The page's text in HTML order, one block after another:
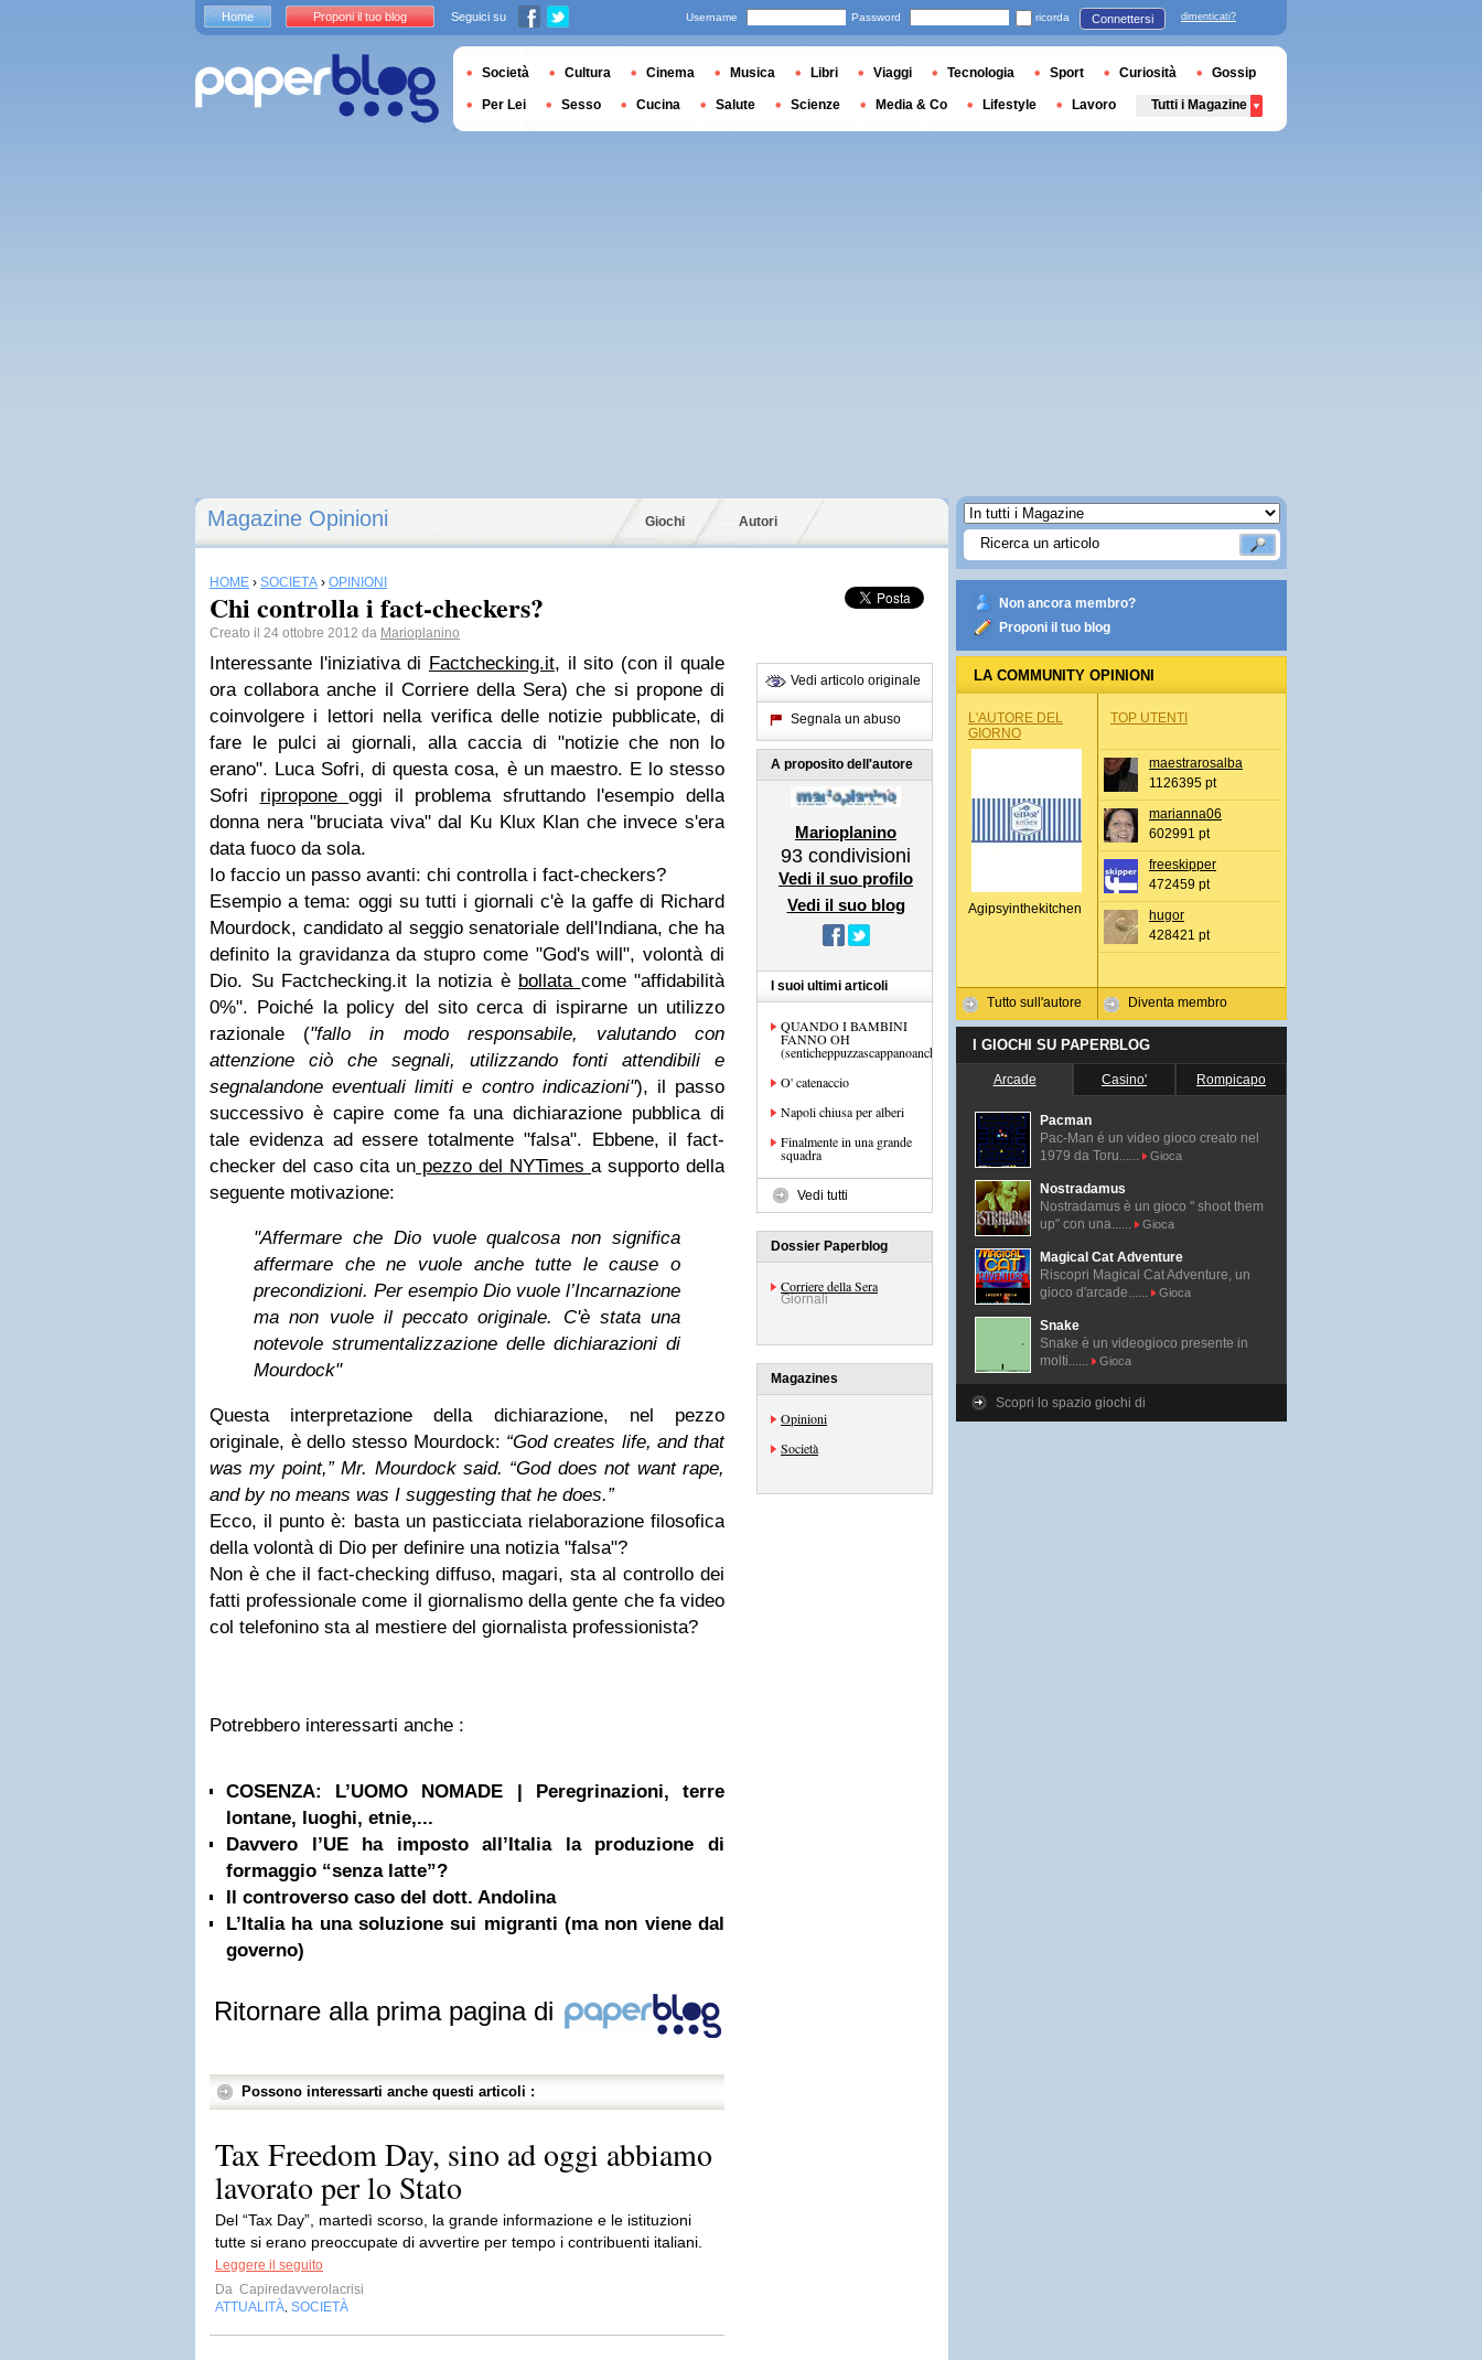
Magazine Opinioni Giochi Autori
HOME › SOCIETÀ › OPINIONI
Chi controlla i fact-checkers?
Creato il 24 ottobre 2012 da Marioplanino
Interessante l'iniziativa di Factchecking.it, il sito (con il quale
ora collabora anche il Corriere della Sera) che si propone di
coinvolgere i lettori nella verifica delle notizie pubblicate, di
fare le pulci ai giornali, alla caccia di "notizie che non lo
erano". Luca Sofri, di questa cosa, è un maestro. E lo stesso
Sofri riproponeoggi il problema sfruttando l'esempio della
donna nera "bruciata viva" dal Ku Klux Klan che invece s'era
data fuoco da sola.
Io faccio un passo avanti: chi controlla i fact-checkers?
Esempio a tema: oggi su tutti i giornali c'è la gaffe di Richard
Mourdock, candidato al seggio senatoriale dell'Indiana, che ha
definito la gravidanza da stupro come "God's will", volontà di
Dio. Su Factchecking.it la notizia è bollata come "affidabilità
0%". Poiché la policy del sito cerca di ispirarne un utilizzo
razionale ("fallo in modo responsabile, valutando con
attenzione ciò che segnali, utilizzando fonti attendibili e
segnalandone eventuali limiti e contro indicazioni"), il passo
successivo è capire come fa una dichiarazione pubblica di
tale evidenza ad essere totalmente "falsa". Ebbene, il fact-
checker del caso cita un pezzo del NYTimes a supporto della
seguente motivazione:
"Affermare che Dio vuole qualcosa non significa
affermare che ne vuole anche tutte le cause o
precondizioni. Per esempio Dio vuole l’Incarnazione
ma non vuole il peccato originale. C'è stata una
notevole strumentalizzazione delle dichiarazioni di
Mourdock"
Questa interpretazione della dichiarazione, nel pezzo
originale, è dello stesso Mourdock: “God creates life, and that
was my point,” Mr. Mourdock said. “God does not want rape,
and by no means was I suggesting that he does.”
Ecco, il punto è: basta un pasticciata rielaborazione filosofica
della volontà di Dio per definire una notizia "falsa"?
Non è che il fact-checking diffuso, magari, sta al controllo dei
fatti professionale come il giornalismo della gente che fa video
col telefonino sta al mestiere del giornalista professionista?
Potrebbero interessarti anche :
COSENZA: L’UOMO NOMADE | Peregrinazioni, terre
lontane, luoghi, etnie,...
Davvero l’UE ha imposto all’Italia la produzione di
formaggio “senza latte”?
Il controverso caso del dott. Andolina
L’Italia ha una soluzione sui migranti (ma non viene dal
governo)
Ritornare alla prima pagina di
Possono interessarti anche questi articoli :
Tax Freedom Day, sino ad oggi abbiamo
lavorato per lo Stato
Del “Tax Day”, martedì scorso, la grande informazione e le istituzioni
tutte si erano preoccupate di avvertire per tempo i contribuenti italiani.
Leggere il seguito
Da Capiredavverolacrisi
ATTUALITÀ SOCIETÀ
Vedi articolo originale
Segnala un abuso
A proposito dell'autore
Marioplanino
93 condivisioni
Vedi il suo profilo
Vedi il suo blog
I suoi ultimi articoli
QUANDO I BAMBINI
FANNO OH
(senticheppuzzascappanoancheicani...)
O' catenaccio
Napoli chiusa per alberi
Finalmente in una grande
squadra
Vedi tutti
Dossier Paperblog
Corriere della Sera
Giornali
Magazines
Opinioni
Società
Non ancora membro?
Proponi il tuo blog
LA COMMUNITY OPINIONI
L'AUTORE DEL
GIORNO
Agipsyinthekitchen
Tutto sull'autore
TOP UTENTI
maestrarosalba
1126395 pt
marianna06
602991 pt
freeskipper
472459 pt
hugor
428421 pt
Diventa membro
I GIOCHI SU PAPERBLOG
Arcade Casino' Rompicapo
Pacman
Pac-Man é un video gioco creato nel
1979 da Toru......
Gioca
Nostradamus
Nostradamus è un gioco " shoot them
up" con una......
Gioca
Magical Cat Adventure
Riscopri Magical Cat Adventure, un
gioco d'arcade......
Gioca
Snake
Snake è un videogioco presente in
molti......
Gioca
Scopri lo spazio giochi di
Home Proponi il tuo blog Seguici su Username Password ricorda Connettersi dimenticati?
Società Cultura Cinema Musica Libri Viaggi Tecnologia Sport Curiosità Gossip
Per Lei Sesso Cucina Salute Scienze Media & Co Lifestyle Lavoro Tutti i Magazine